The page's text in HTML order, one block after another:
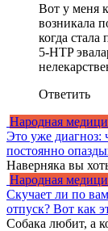
Вот у меня
возникала
когда
5-HTP
Ответить
Народная
Это уже диагноз:
постоянно
Наверняка вы
Народная
Скучает ли по
отпуск? Вот как
Собака любит, а